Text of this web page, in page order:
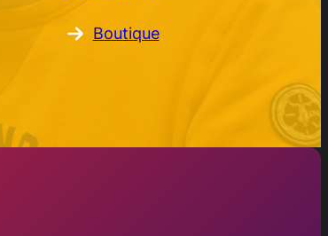
Boutique